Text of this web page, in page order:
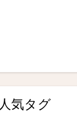
人気タグ